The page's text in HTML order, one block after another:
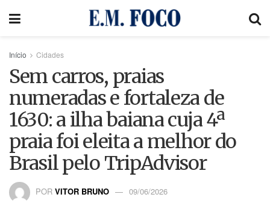
Início Cidades
Sem carros, praias
numeradas e fortaleza de
1630: a ilha baiana cuja 4ª
praia foi eleita a melhor do
Brasil pelo TripAdvisor
POR VITOR BRUNO 09/06/2026